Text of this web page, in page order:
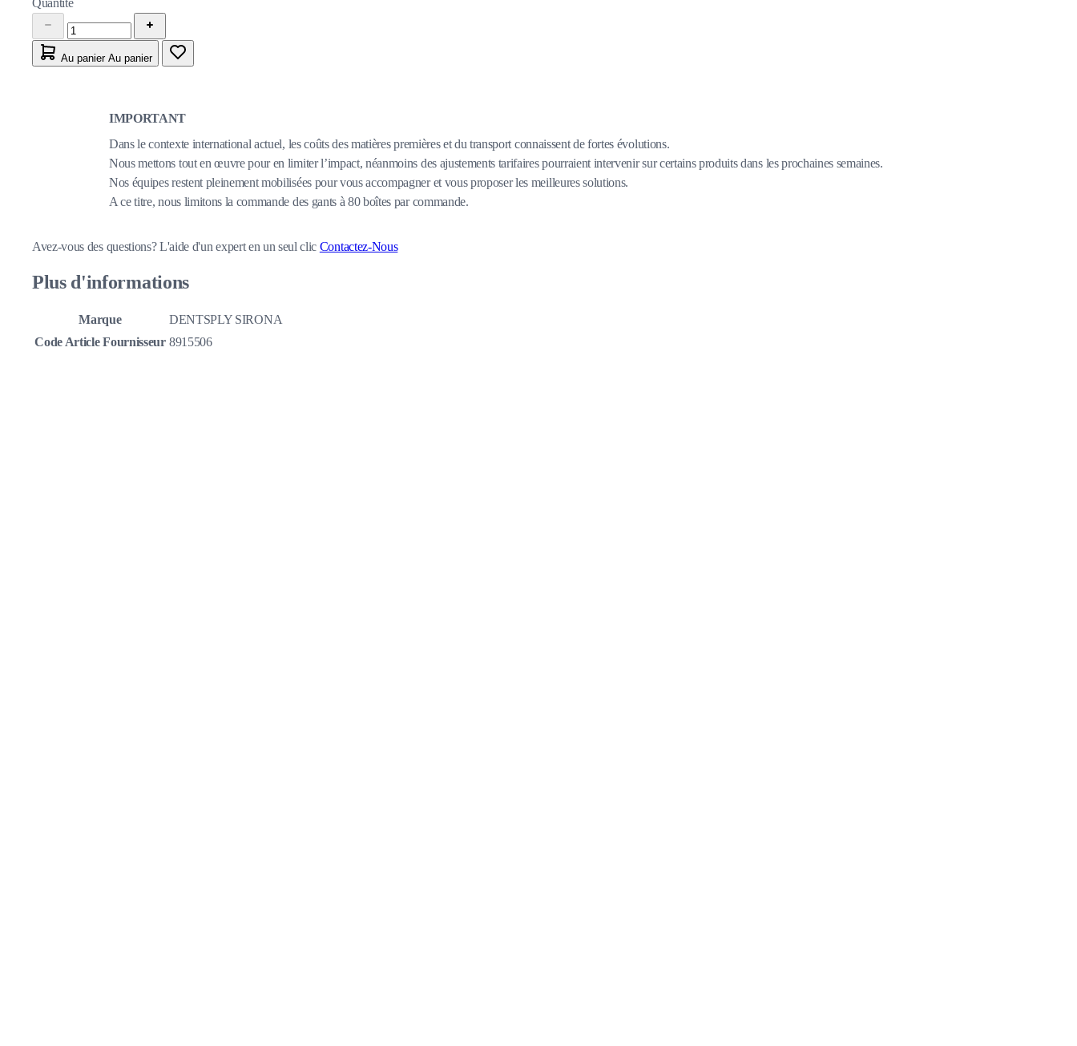
Au panier Au panier
IMPORTANT
Dans le contexte international actuel, les coûts des matières premières et du transport connaissent de fortes évolutions.
Nous mettons tout en œuvre pour en limiter l’impact, néanmoins des ajustements tarifaires pourraient intervenir sur certains produits dans les prochaines semaines.
Nos équipes restent pleinement mobilisées pour vous accompagner et vous proposer les meilleures solutions.
A ce titre, nous limitons la commande des gants à 80 boîtes par commande.
Avez-vous des questions?L'aide d'un expert en un seul clic Contactez-Nous
Plus d'informations
Marque
DENTSPLY SIRONA
Code Article Fournisseur 8915506